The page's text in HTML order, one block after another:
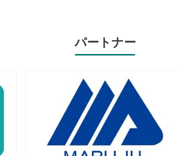
戸倉のカキ（2011年12月）
は、この教訓を忘れずに海の環境
第三者の目で取り組みを厳しくチ
認証の取得です。さまざまな関係
年3月に日本で初めてこのASC
き」として全国販売が開始されま
パートナー